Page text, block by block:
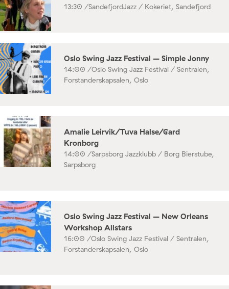
13:30 /SandefjordJazz / Kokeriet, Sandefjord
Oslo Swing Jazz Festival – Simple Jonny
14:00 /Oslo Swing Jazz Festival / Sentralen,
Forstanderskapsalen, Oslo
Amalie Leirvik/Tuva Halse/Gard
Kronborg
14:00 /Sarpsborg Jazzklubb / Borg Bierstube,
Sarpsborg
Oslo Swing Jazz Festival – New Orleans
Workshop Allstars
16:00 /Oslo Swing Jazz Festival / Sentralen,
Forstanderskapsalen, Oslo